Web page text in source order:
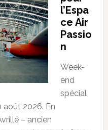
l’Espa
ce Air
Passio
n
Week-
end
spécial
août 2026. En
– ancien